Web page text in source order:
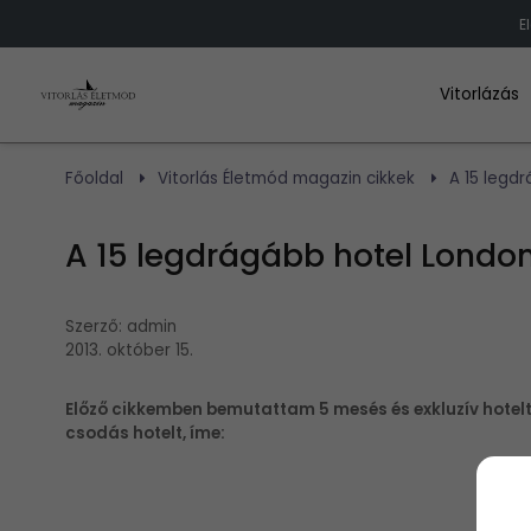
Vitorlázás
Főoldal Vitorlás Életmód magazin cikkek A 15
A 15 legdrágább hotel
Szerző: admin
2013. október 15.
Előző cikkemben bemutattam 5 mesés és exkluzív
csodás hotelt, íme: